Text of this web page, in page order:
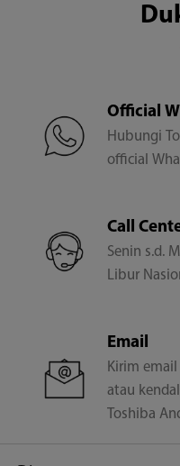
12 Tahun Motor | 2
Official
Hubungi
official
Call
Senin s.d.
Libur
Email
Kirim
atau
Toshiba